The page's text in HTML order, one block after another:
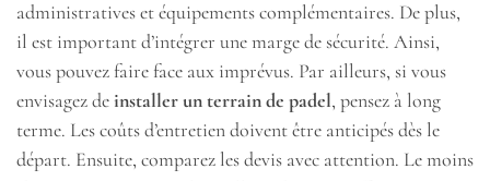
administratives et équipements complémentaires. De plus,
il est important d’intégrer une marge de sécurité. Ainsi,
vous pouvez faire face aux imprévus. Par ailleurs, si vous
envisagez deinstaller un terrain de padel, pensez à long
terme. Les coûts d’entretien doivent être anticipés dès le
départ. Ensuite, comparez les devis avec attention. Le moins